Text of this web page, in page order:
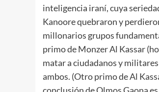
inteligencia iraní, cuya
Kanoore quebraron y
millonarios grupos
primo de Monzer Al Kassar
matar a ciudadanos y
ambos. (Otro primo de Al
conclusión de Olmos Gaona